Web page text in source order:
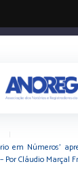
em Números’
Cláudio Marçal